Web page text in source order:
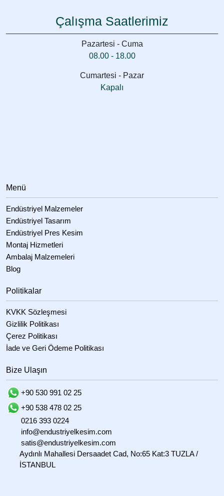
₺200,00 (KDV Hariç)
Çalışma Saatlerimiz
Pazartesi - Cuma
08.00 - 18.00
Cumartesi - Pazar
Kapalı
Menü
Endüstriyel Malzemeler
Endüstriyel Tasarım
Endüstriyel Pres Kesim
Montaj Hizmetleri
Ambalaj Malzemeleri
Blog
Politikalar
KVKK Sözleşmesi
Gizlilik Politikası
Çerez Politikası
İade ve Geri Ödeme Politikası
Bize Ulaşın
+90 530 991 02 25
+90 538 478 02 25
0216 393 0224
info@endustriyelkesim.com
satis@endustriyelkesim.com
Aydınlı Mahallesi Dersaadet Cad, No:65 Kat:3 TUZLA /
İSTANBUL